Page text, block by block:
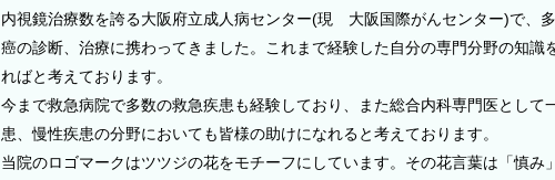
内視鏡治療数を誇る大阪府立成人病センター(現 大阪国際がんセンター)で、
癌の診断、治療に携わってきました。これまで経験した自分の専門分野の知識
ればと考えております。
今まで救急病院で多数の救急疾患も経験しており、また総合内科専門医として
患、慢性疾患の分野においても皆様の助けになれると考えております。
当院のロゴマークはツツジの花をモチーフにしています。その花言葉は「慎み